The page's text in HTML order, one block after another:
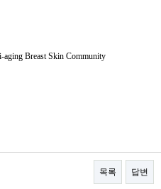
aging Breast Skin Community
목록 답변